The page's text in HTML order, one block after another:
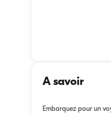
A savoir
Embarquez pour un